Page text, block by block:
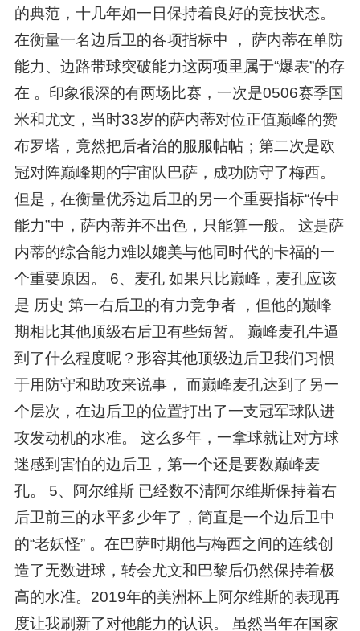
的典范，十几年如一日保持着良好的竞技状态。
在衡量一名边后卫的各项指标中 ， 萨内蒂在单防
能力、边路带球突破能力这两项里属于“爆表”的存
在 。印象很深的有两场比赛，一次是0506赛季国
米和尤文，当时33岁的萨内蒂对位正值巅峰的赞
布罗塔，竟然把后者治的服服帖帖；第二次是欧
冠对阵巅峰期的宇宙队巴萨，成功防守了梅西。
但是，在衡量优秀边后卫的另一个重要指标“传中
能力”中，萨内蒂并不出色，只能算一般。 这是萨
内蒂的综合能力难以媲美与他同时代的卡福的一
个重要原因。 6、麦孔 如果只比巅峰，麦孔应该
是 历史 第一右后卫的有力竞争者 ，但他的巅峰
期相比其他顶级右后卫有些短暂。 巅峰麦孔牛逼
到了什么程度呢？形容其他顶级边后卫我们习惯
于用防守和助攻来说事， 而巅峰麦孔达到了另一
个层次，在边后卫的位置打出了一支冠军球队进
攻发动机的水准。 这么多年，一拿球就让对方球
迷感到害怕的边后卫，第一个还是要数巅峰麦
孔。 5、阿尔维斯 已经数不清阿尔维斯保持着右
后卫前三的水平多少年了，简直是一个边后卫中
的“老妖怪” 。在巴萨时期他与梅西之间的连线创
造了无数进球，转会尤文和巴黎后仍然保持着极
高的水准。2019年的美洲杯上阿尔维斯的表现再
度让我刷新了对他能力的认识。 虽然当年在国家